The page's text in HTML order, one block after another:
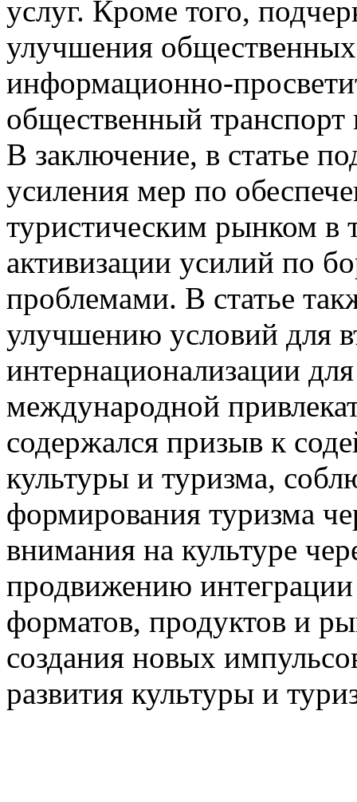
услуг. Кроме того,
улучшения
информационно-
общественный
В заключение, в статье
усиления мер по
туристическим рынком в
активизации усилий по
проблемами. В статье
улучшению условий для
интернационализации
международной
содержался призыв к
культуры и туризма,
формирования туризма
внимания на культуре
продвижению
форматов, продуктов и
создания новых
развития культуры и